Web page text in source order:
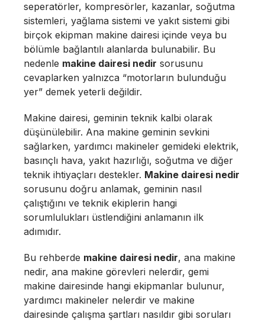
seperatörler, kompresörler, kazanlar, soğutma
sistemleri, yağlama sistemi ve yakıt sistemi gibi
birçok ekipman makine dairesi içinde veya bu
bölümle bağlantılı alanlarda bulunabilir. Bu
nedenle makine dairesi nedir sorusunu
cevaplarken yalnızca “motorların bulunduğu
yer” demek yeterli değildir.
Makine dairesi, geminin teknik kalbi olarak
düşünülebilir. Ana makine geminin sevkini
sağlarken, yardımcı makineler gemideki elektrik,
basınçlı hava, yakıt hazırlığı, soğutma ve diğer
teknik ihtiyaçları destekler. Makine dairesi nedir
sorusunu doğru anlamak, geminin nasıl
çalıştığını ve teknik ekiplerin hangi
sorumlulukları üstlendiğini anlamanın ilk
adımıdır.
Bu rehberde makine dairesi nedir, ana makine
nedir, ana makine görevleri nelerdir, gemi
makine dairesinde hangi ekipmanlar bulunur,
yardımcı makineler nelerdir ve makine
dairesinde çalışma şartları nasıldır gibi soruları